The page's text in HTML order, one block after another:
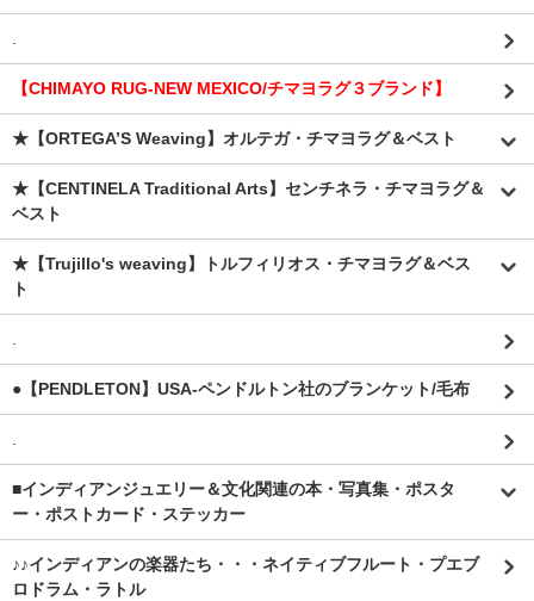
.
【CHIMAYO RUG-NEW MEXICO/チマヨラグ３ブランド】
★【ORTEGA’S Weaving】オルテガ・チマヨラグ＆ベスト
★【CENTINELA Traditional Arts】センチネラ・チマヨラグ＆
ベスト
★【Trujillo's weaving】トルフィリオス・チマヨラグ＆ベス
ト
.
●【PENDLETON】USA-ペンドルトン社のブランケット/毛布
.
■インディアンジュエリー＆文化関連の本・写真集・ポスタ
ー・ポストカード・ステッカー
♪♪インディアンの楽器たち・・・ネイティブフルート・プエブ
ロドラム・ラトル